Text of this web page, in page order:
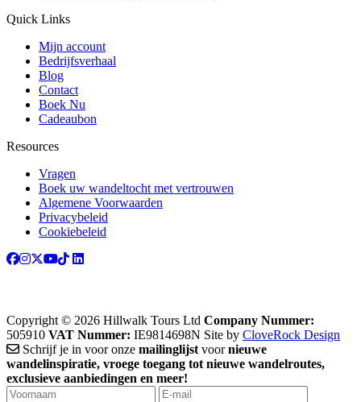
Quick Links
Mijn account
Bedrijfsverhaal
Blog
Contact
Boek Nu
Cadeaubon
Resources
Vragen
Boek uw wandeltocht met vertrouwen
Algemene Voorwaarden
Privacybeleid
Cookiebeleid
Copyright © 2026 Hillwalk Tours Ltd Company Nummer:
505910 VAT Nummer: IE9814698N Site by CloveRock Design
Schrijf je in voor onze mailinglijst voornieuwe
wandelinspiratie, vroege toegang tot nieuwe wandelroutes,
exclusieve aanbiedingen en meer!